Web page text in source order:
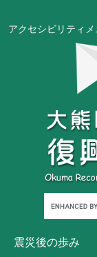
アクセシビリティメ
震災後の歩み